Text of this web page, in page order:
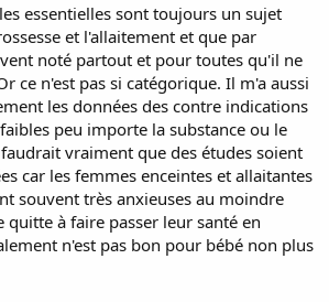
essentielles sont toujours un sujet
et l'allaitement et que par
noté partout et pour toutes qu'il ne
ce n'est pas si catégorique. Il m'a aussi
les données des contre indications
peu importe la substance ou le
vraiment que des études soient
car les femmes enceintes et allaitantes
souvent très anxieuses au moindre
à faire passer leur santé en
n'est pas bon pour bébé non plus